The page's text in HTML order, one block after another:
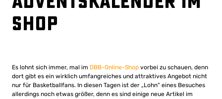
Shop
Es lohnt sich immer, mal im DBB-Online-Shop vorbei zu schauen, denn
dort gibt es ein wirklich umfangreiches und attraktives Angebot nicht
nur für Basketballfans. In diesen Tagen ist der „Lohn“ eines Besuches
allerdings noch etwas größer, denn es sind einige neue Artikel im